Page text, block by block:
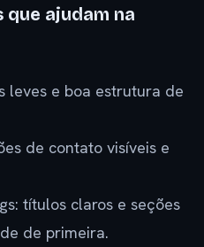
ajudam na
leves e boa estrutura de
de contato visíveis e
títulos claros e seções
de primeira.